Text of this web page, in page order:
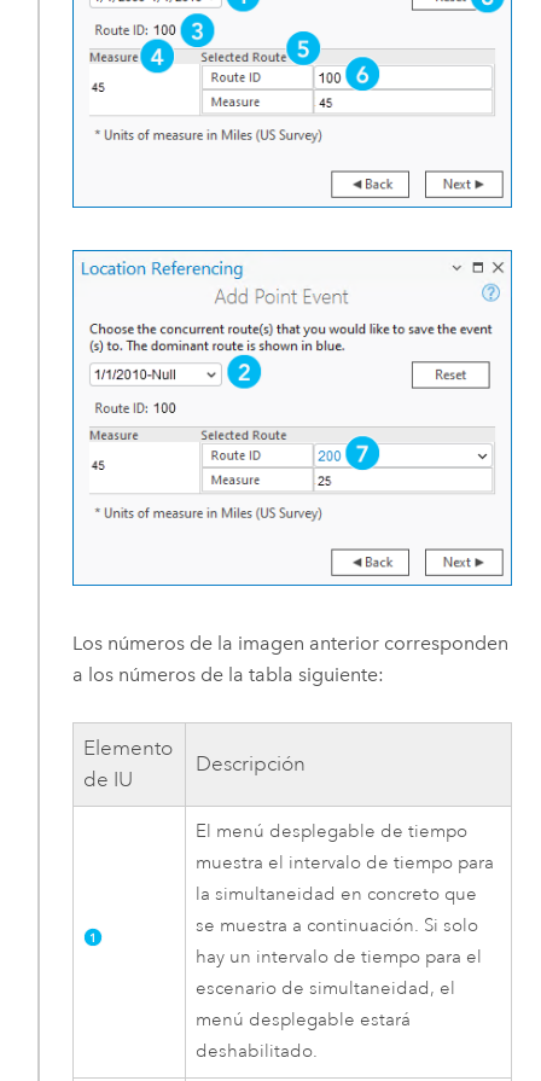
Los números de la imagen anterior corresponden
a los números de la tabla siguiente:
Elemento
de IU
Descripción
El menú desplegable de tiempo
muestra el intervalo de tiempo para
la simultaneidad en concreto que
se muestra a continuación. Si solo
hay un intervalo de tiempo para el
escenario de simultaneidad, el
menú desplegable estará
deshabilitado.